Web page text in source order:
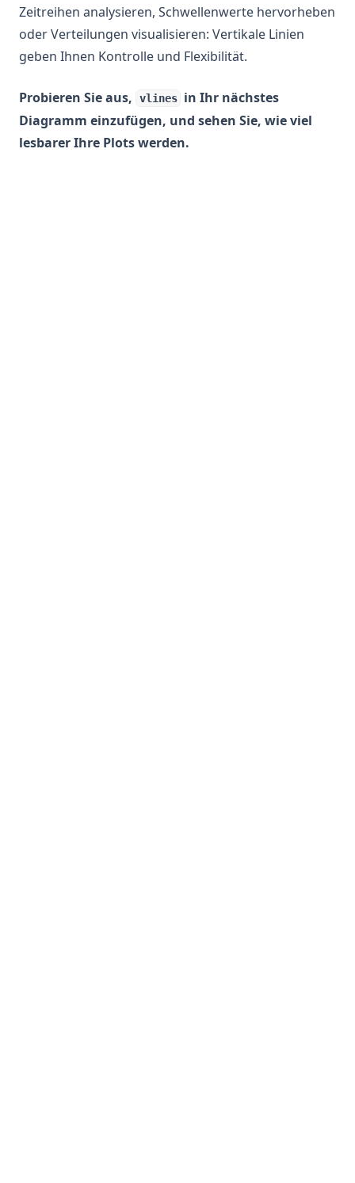
Zeitreihen analysieren, Schwellenwerte hervorheben
oder Verteilungen visualisieren: Vertikale Linien
geben Ihnen Kontrolle und Flexibilität.
Probieren Sie aus, vlines in Ihr nächstes
Diagramm einzufügen, und sehen Sie, wie viel
lesbarer Ihre Plots werden.